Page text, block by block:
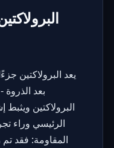
يعد البرولاكتين
بعد
البرولاكتين
الرئيسي وراء
المقاومة: فقد